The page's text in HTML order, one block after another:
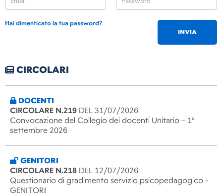
Hai dimenticato la tua password?
INVIA
CIRCOLARI
DOCENTI
CIRCOLARE N.219 DEL 31/07/2026
Convocazione del Collegio dei docenti Unitario – 1°
settembre 2026
GENITORI
CIRCOLARE N.218 DEL 12/07/2026
Questionario di gradimento servizio psicopedagogico -
GENITORI